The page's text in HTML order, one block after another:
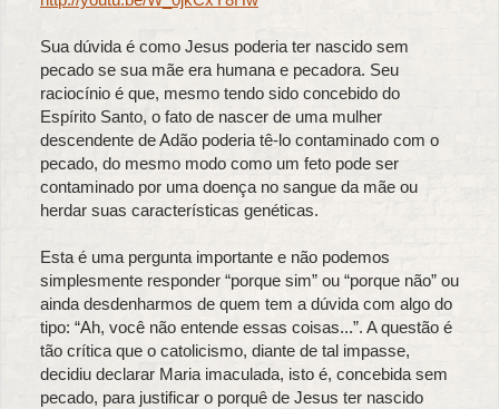
Sua dúvida é como Jesus poderia ter nascido sem
pecado se sua mãe era humana e pecadora. Seu
raciocínio é que, mesmo tendo sido concebido do
Espírito Santo, o fato de nascer de uma mulher
descendente de Adão poderia tê-lo contaminado com o
pecado, do mesmo modo como um feto pode ser
contaminado por uma doença no sangue da mãe ou
herdar suas características genéticas.
Esta é uma pergunta importante e não podemos
simplesmente responder “porque sim” ou “porque não” ou
ainda desdenharmos de quem tem a dúvida com algo do
tipo: “Ah, você não entende essas coisas...”. A questão é
tão crítica que o catolicismo, diante de tal impasse,
decidiu declarar Maria imaculada, isto é, concebida sem
pecado, para justificar o porquê de Jesus ter nascido